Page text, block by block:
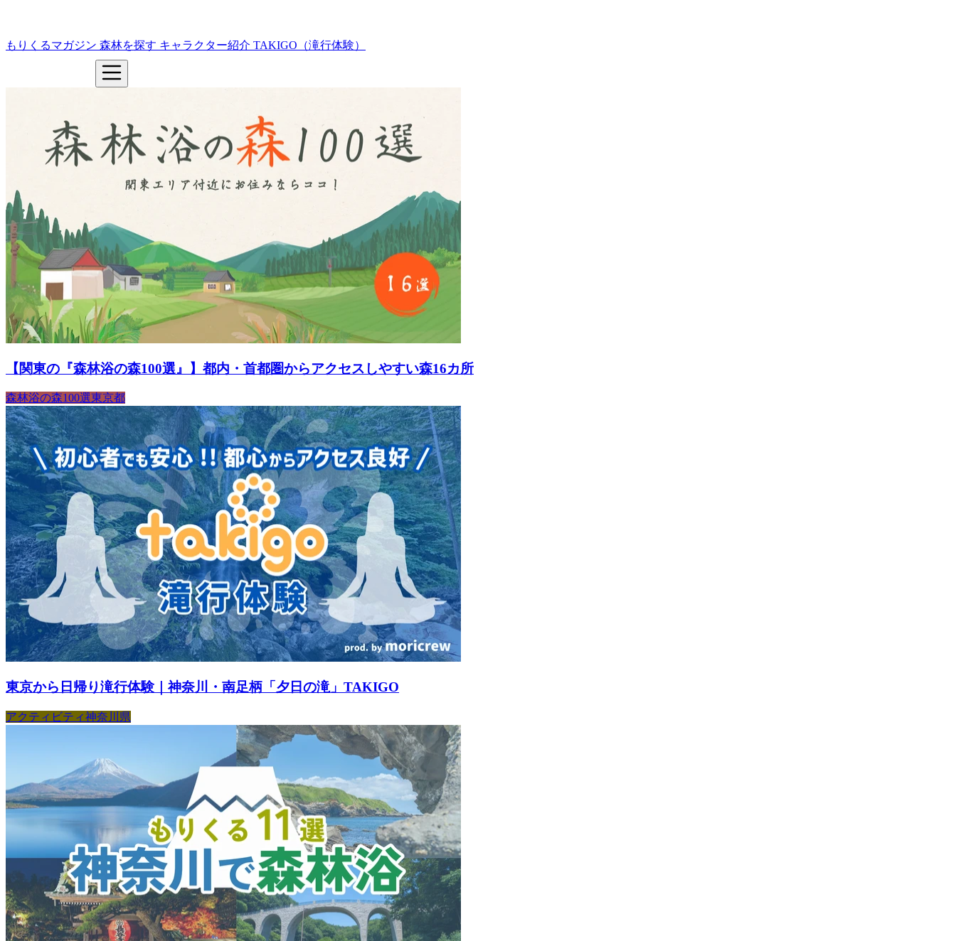
もりくるマガジン 森林を探す キャラクター紹介 TAKIGO（滝行体験）
【関東の『森林浴の森100選』】都内・首都圏からアクセスしやすい森16カ所
森林浴の森100選東京都
東京から日帰り滝行体験｜神奈川・南足柄「夕日の滝」TAKIGO
アクティビティ神奈川県